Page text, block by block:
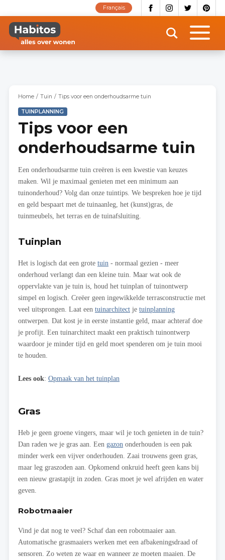
naar
inhoud
gaan
Français
Home Tuin Tips voor een onderhoudsarme tuin
TUINPLANNING
Tips voor een
onderhoudsarme tuin
Een onderhoudsarme tuin creëren is een kwestie van keuzes
maken. Wil je maximaal genieten met een minimum aan
tuinonderhoud? Volg dan onze tuintips. We bespreken hoe je tijd
en geld bespaart met de tuinaanleg, het (kunst)gras, de
tuinmeubels, het terras en de tuinafsluiting.
Tuinplan
Het is logisch dat een grote tuin - normaal gezien - meer
onderhoud verlangt dan een kleine tuin. Maar wat ook de
oppervlakte van je tuin is, houd het tuinplan of tuinontwerp
simpel en logisch. Creëer geen ingewikkelde terrasconstructie met
veel uitsprongen. Laat een tuinarchitect je tuinplanning
ontwerpen. Dat kost je in eerste instantie geld, maar achteraf doe
je profijt. Een tuinarchitect maakt een praktisch tuinontwerp
waardoor je minder tijd en geld moet spenderen om je tuin mooi
te houden.
Lees ook: Opmaak van het tuinplan
Gras
Heb je geen groene vingers, maar wil je toch genieten in de tuin?
Dan raden we je gras aan. Een gazon onderhouden is een pak
minder werk een vijver onderhouden. Zaai trouwens geen gras,
maar leg graszoden aan. Opkomend onkruid heeft geen kans bij
een nieuw grastapijt in zoden. Gras moet je wel afrijden en water
geven.
Robotmaaier
Vind je dat nog te veel? Schaf dan een robotmaaier aan.
Automatische grasmaaiers werken met een afbakeningsdraad of
sensoren. Zo weten ze waar en wanneer ze moeten maaien. De